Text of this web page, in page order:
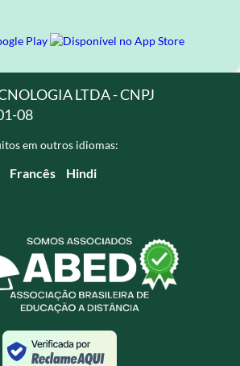
LTDA - CNPJ
08
em outros idiomas:
Francês Hindi